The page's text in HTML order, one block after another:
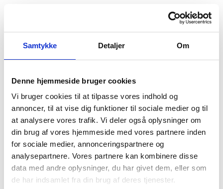
Samtykke Detaljer Om
Denne hjemmeside bruger cookies
Vi bruger cookies til at tilpasse vores indhold og
annoncer, til at vise dig funktioner til sociale medier og til
at analysere vores trafik. Vi deler også oplysninger om
din brug af vores hjemmeside med vores partnere inden
for sociale medier, annonceringspartnere og
analysepartnere. Vores partnere kan kombinere disse
data med andre oplysninger, du har givet dem, eller som
de har indsamlet fra din brug af deres tjenester.
Der opstod en uventet fejl